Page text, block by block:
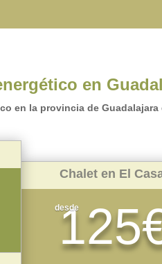
en
en la provincia de Guadalajara
Chalet en El
desde